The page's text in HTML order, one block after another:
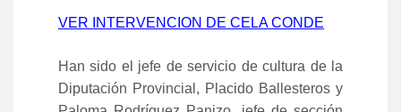
VER INTERVENCION DE CELA CONDE
Han sido el jefe de servicio de cultura de la
Diputación Provincial, Placido Ballesteros y